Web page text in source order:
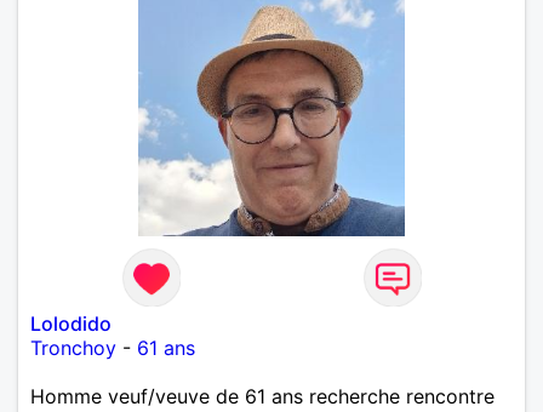
Lolodido
Tronchoy - 61 ans
Homme veuf/veuve de 61 ans recherche rencontre